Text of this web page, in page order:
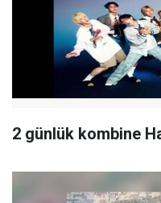
2 günlük kombine